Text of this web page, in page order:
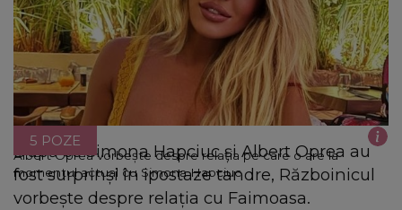
Albert Oprea vorbește despre relația pe care o are la
momentul actual cu Simona Hapciuc
5 POZE
După ce Simona Hapciuc și Albert Oprea au
fost surprinși în ipostaze tandre, Războinicul
vorbește despre relația cu Faimoasa.